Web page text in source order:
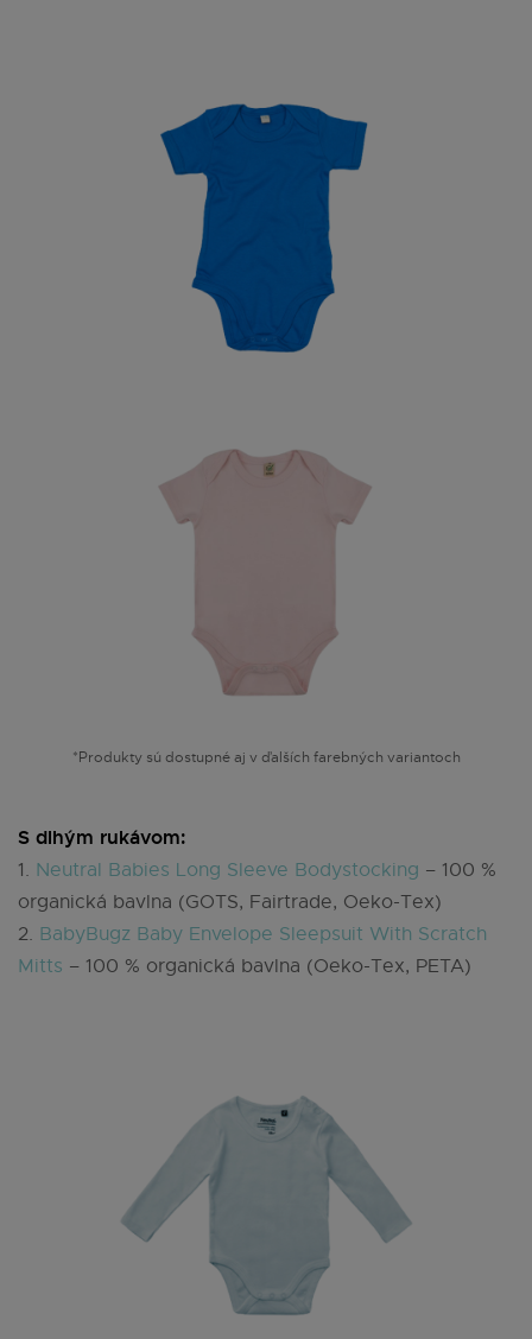
*Produkty sú dostupné aj v ďalších farebných variantoch
S dlhým rukávom:
1. Neutral Babies Long Sleeve Bodystocking – 100 %
organická bavlna (GOTS, Fairtrade, Oeko-Tex)
2. BabyBugz Baby Envelope Sleepsuit With Scratch
Mitts – 100 % organická bavlna (Oeko-Tex, PETA)